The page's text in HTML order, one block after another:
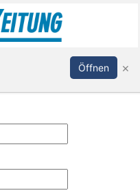
Anmelden
Öffnen ×